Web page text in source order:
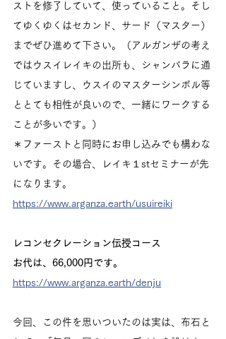
ストを修了していて、使っていること。そし
てゆくゆくはセカンド、サード（マスター）
までぜひ進めて下さい。（アルガンザの考え
ではウスイレイキの出所も、シャンバラに通
じていますし、ウスイのマスターシンボル等
ととても相性が良いので、一緒にワークする
ことが多いです。）
＊ファーストと同時にお申し込みでも構わな
いです。その場合、レイキ１stセミナーが先
になります。
https://www.arganza.earth/usuireiki
レコンセクレーション伝授コース
お代は、66,000円です。
https://www.arganza.earth/denju
今回、この件を思いついたのは実は、布石と